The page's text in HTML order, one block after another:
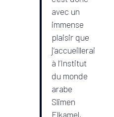
avec un
immense
plaisir que
j’accueillerai
à l’Institut
du monde
arabe
Slimen
Elkamel,